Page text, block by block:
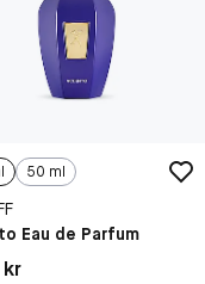
50 ml
Eau de Parfum
kr
kr